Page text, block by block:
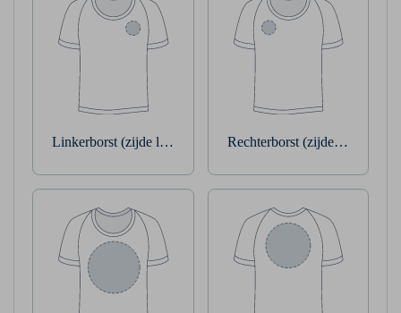
Linkerborst (zijde linkerarm) Rechterborst (zijde